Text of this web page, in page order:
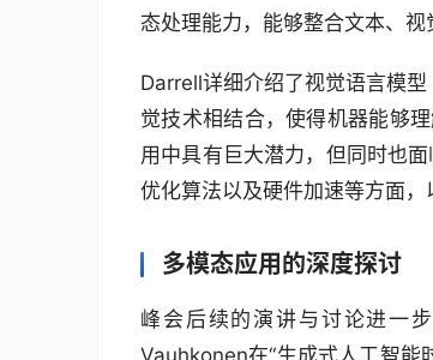
态处理能力，能够整合文本、视
Darrell详细介绍了视觉语言模
觉技术相结合，使得机器能够
用中具有巨大潜力，但同时也
优化算法以及硬件加速等方面，
多模态应用的深度探讨
峰会后续的演讲与讨论进一
Vauhkonen在“生成式人工智能